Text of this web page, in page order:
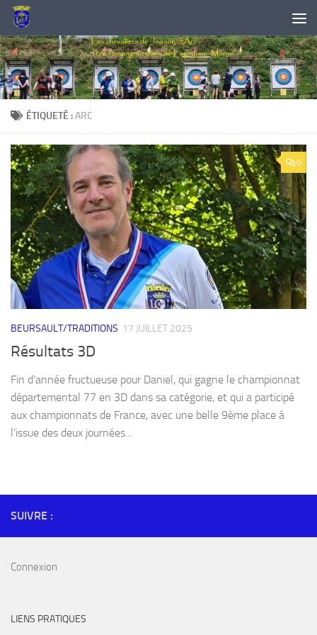
Skip to content
ÉTIQUETÉ :ARC
0
BEURSAULT/TRADITIONS 17 JUILLET 2025
Résultats 3D
Fin d’année fructueuse pour Daniel, qui gagne le championnat
départemental 77 en 3D dans sa catégorie, et qui a participé
aux championnats de France, avec une belle 9ème place à
l’issue des deux journées...
SUIVRE :
Connexion
LIENS PRATIQUES